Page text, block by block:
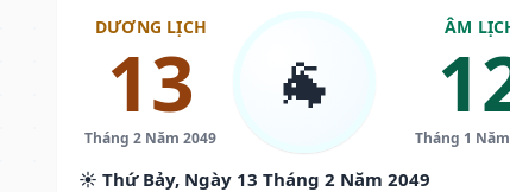
DƯƠNG LỊCH
13
Tháng 2 Năm 2049
🐐
ÂM
Tháng 1
☀️ Thứ Bảy, Ngày 13 Tháng 2 Năm 2049